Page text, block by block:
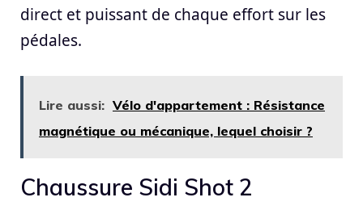
direct et puissant de chaque effort sur les
pédales.
Lire aussi: Vélo d'appartement : Résistance
magnétique ou mécanique, lequel choisir ?
Chaussure Sidi Shot 2